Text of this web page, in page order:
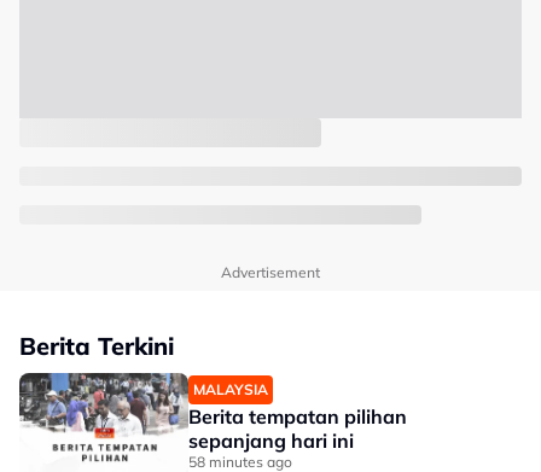
Advertisement
Berita Terkini
MALAYSIA
Berita tempatan pilihan
sepanjang hari ini
58 minutes ago